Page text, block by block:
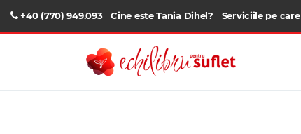
+40 (770) 949.093 Cine este Tania Dihel? Serviciile pe